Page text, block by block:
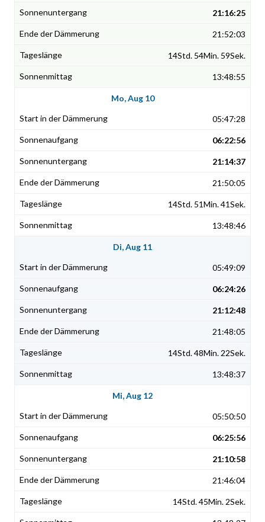
21:16:25
21:52:03
14Std. 54Min. 59Sek.
13:48:55
Mo, Aug 10
05:47:28
06:22:56
21:14:37
21:50:05
14Std. 51Min. 41Sek.
13:48:46
Di, Aug 11
05:49:09
06:24:26
21:12:48
21:48:05
14Std. 48Min. 22Sek.
13:48:37
Mi, Aug 12
05:50:50
06:25:56
21:10:58
21:46:04
14Std. 45Min. 2Sek.